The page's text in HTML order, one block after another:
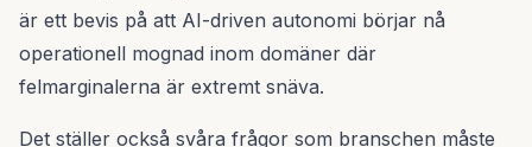
är ett bevis på att AI-driven autonomi börjar nå
operationell mognad inom domäner där
felmarginalerna är extremt snäva.
Det ställer också svåra frågor som branschen måste